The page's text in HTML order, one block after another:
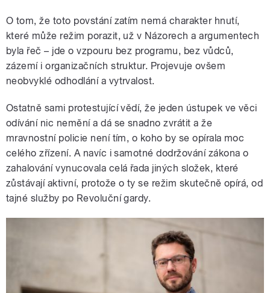
O tom, že toto povstání zatím nemá charakter hnutí,
které může režim porazit, už v Názorech a argumentech
byla řeč – jde o vzpouru bez programu, bez vůdců,
zázemí i organizačních struktur. Projevuje ovšem
neobvyklé odhodlání a vytrvalost.
Ostatně sami protestující vědí, že jeden ústupek ve věci
odívání nic nemění a dá se snadno zvrátit a že
mravnostní policie není tím, o koho by se opírala moc
celého zřízení. A navíc i samotné dodržování zákona o
zahalování vynucovala celá řada jiných složek, které
zůstávají aktivní, protože o ty se režim skutečně opírá, od
tajné služby po Revoluční gardy.